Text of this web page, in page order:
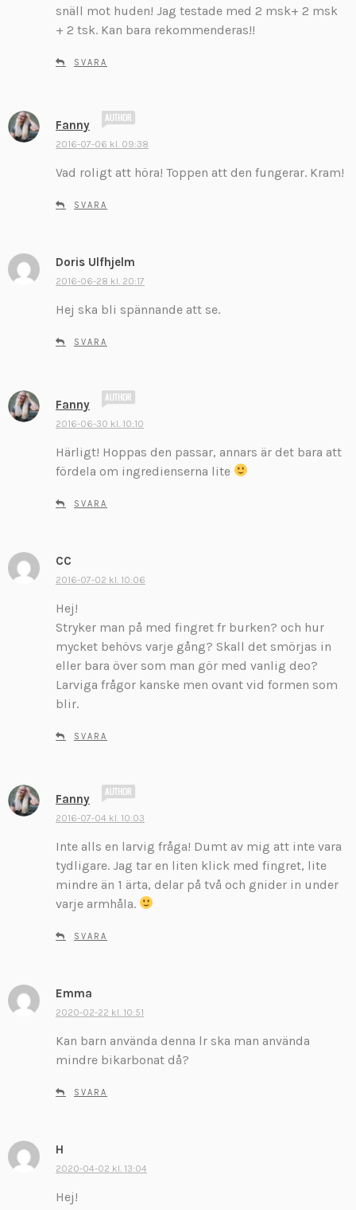
e
r
snäll mot huden! Jag testade med 2 msk+ 2 msk
+ 2 tsk. Kan bara rekommenderas!!
SVARA
Fanny
i
2016-07-06 kl. 09:38
Vad roligt att höra! Toppen att den fungerar. Kram!
SVARA
Doris Ulfhjelm
k
i
2016-06-28 kl. 20:17
Hej ska bli spännande att se.
SVARA
Fanny
i
v
2016-06-30 kl. 10:10
Härligt! Hoppas den passar, annars är det bara att
fördela om ingredienserna lite
SVARA
CC
k
i
v
e
r
:
2016-07-02 kl. 10:06
Hej!
Stryker man på med fingret fr burken? och hur
mycket behövs varje gång? Skall det smörjas in
eller bara över som man gör med vanlig deo?
Larviga frågor kanske men ovant vid formen som
blir.
SVARA
Fanny
i
v
e
r
2016-07-04 kl. 10:03
Inte alls en larvig fråga! Dumt av mig att inte vara
tydligare. Jag tar en liten klick med fingret, lite
mindre än 1 ärta, delar på två och gnider in under
varje armhåla.
SVARA
Emma
k
i
v
r
2020-02-22 kl. 10:51
Kan barn använda denna lr ska man använda
mindre bikarbonat då?
SVARA
H
k
i
2020-04-02 kl. 13:04
Hej!